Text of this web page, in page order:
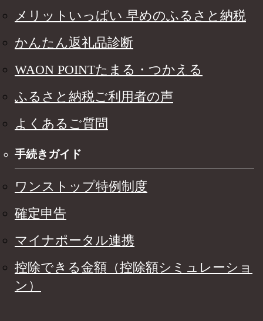
メリットいっぱい 早めのふるさと納税
かんたん返礼品診断
WAON POINTたまる・つかえる
ふるさと納税ご利用者の声
よくあるご質問
手続きガイド
ワンストップ特例制度
確定申告
マイナポータル連携
控除できる金額（控除額シミュレーショ
ン）